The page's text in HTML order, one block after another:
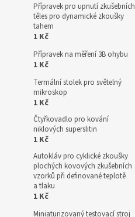
Přípravek pro upnutí zkušebních
těles pro dynamické zkoušky
tahem
1 Kč
Přípravek na měření 3B ohybu
1 Kč
Termální stolek pro světelný
mikroskop
1 Kč
Čtyřkovadlo pro kování
niklových superslitin
1 Kč
Autokláv pro cyklické zkoušky
plochých kovových zkušebních
vzorků při definované teplotě
a tlaku
1 Kč
Miniaturizovaný testovací stroj